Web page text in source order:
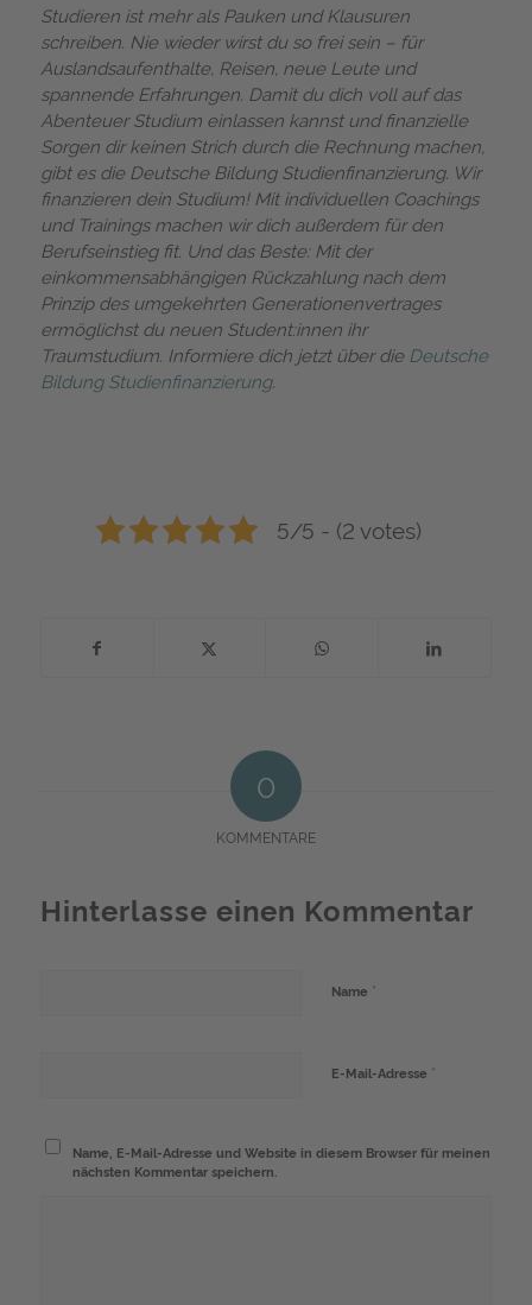
Studieren ist mehr als Pauken und Klausuren
schreiben. Nie wieder wirst du so frei sein – für
Auslandsaufenthalte, Reisen, neue Leute und
spannende Erfahrungen. Damit du dich voll auf das
Abenteuer Studium einlassen kannst und finanzielle
Sorgen dir keinen Strich durch die Rechnung machen,
gibt es die Deutsche Bildung Studienfinanzierung. Wir
finanzieren dein Studium! Mit individuellen Coachings
und Trainings machen wir dich außerdem für den
Berufseinstieg fit. Und das Beste: Mit der
einkommensabhängigen Rückzahlung nach dem
Prinzip des umgekehrten Generationenvertrages
ermöglichst du neuen Student:innen ihr
Traumstudium. Informiere dich jetzt über die Deutsche
Bildung Studienfinanzierung.
5/5 - (2 votes)
0
KOMMENTARE
Hinterlasse einen Kommentar
Name *
E-Mail-Adresse *
Name, E-Mail-Adresse und Website in diesem Browser für meinen
nächsten Kommentar speichern.